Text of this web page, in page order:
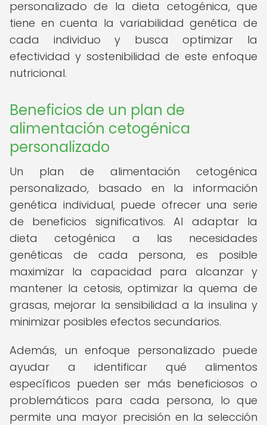
personalizado de la dieta cetogénica, que
tiene en cuenta la variabilidad genética de
cada individuo y busca optimizar la
efectividad y sostenibilidad de este enfoque
nutricional.
Beneficios de un plan de
alimentación cetogénica
personalizado
Un plan de alimentación cetogénica
personalizado, basado en la información
genética individual, puede ofrecer una serie
de beneficios significativos. Al adaptar la
dieta cetogénica a las necesidades
genéticas de cada persona, es posible
maximizar la capacidad para alcanzar y
mantener la cetosis, optimizar la quema de
grasas, mejorar la sensibilidad a la insulina y
minimizar posibles efectos secundarios.
Además, un enfoque personalizado puede
ayudar a identificar qué alimentos
específicos pueden ser más beneficiosos o
problemáticos para cada persona, lo que
permite una mayor precisión en la selección